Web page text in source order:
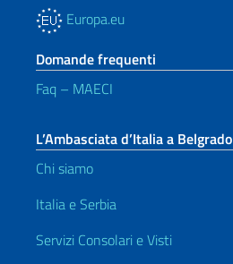
Europa.eu
Domande frequenti
Faq – MAECI
L’Ambasciata d’Italia a Belgrado
Chi siamo
Italia e Serbia
Servizi Consolari e Visti